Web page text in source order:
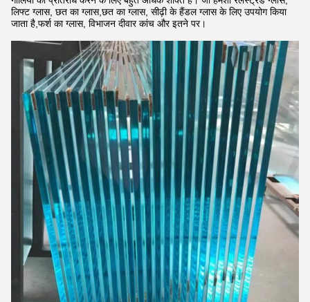
लिफ्ट ग्लास, छत का ग्लास,छत का ग्लास, सीढ़ी के हैंडल ग्लास के लिए उपयोग किया
जाता है,फर्श का ग्लास, विभाजन दीवार कांच और इतने पर।